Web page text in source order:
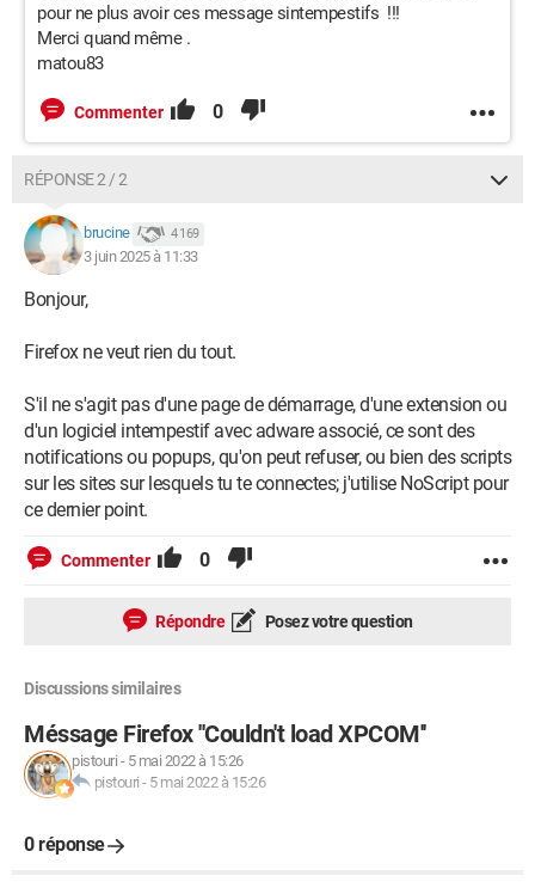
pour ne plus avoir ces message sintempestifs !!!
Merci quand même .
matou83
Commenter 0
RÉPONSE 2 / 2
brucine 4 169
3 juin 2025 à 11:33
Bonjour,
Firefox ne veut rien du tout.
S'il ne s'agit pas d'une page de démarrage, d'une extension ou
d'un logiciel intempestif avec adware associé, ce sont des
notifications ou popups, qu'on peut refuser, ou bien des scripts
sur les sites sur lesquels tu te connectes; j'utilise NoScript pour
ce dernier point.
Commenter 0
Répondre Posez votre question
Discussions similaires
Méssage Firefox ''Couldn't load XPCOM''
pistouri - 5 mai 2022 à 15:26
pistouri - 5 mai 2022 à 15:26
0 réponse